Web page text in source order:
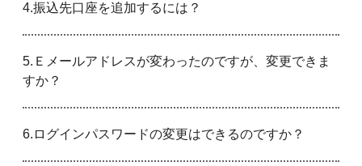
4.振込先口座を追加するには？
5.Ｅメールアドレスが変わったのですが、変更できま
すか？
6.ログインパスワードの変更はできるのですか？